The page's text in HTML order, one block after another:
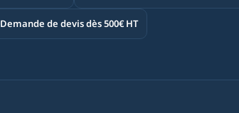
Demande de devis dès 500€ HT